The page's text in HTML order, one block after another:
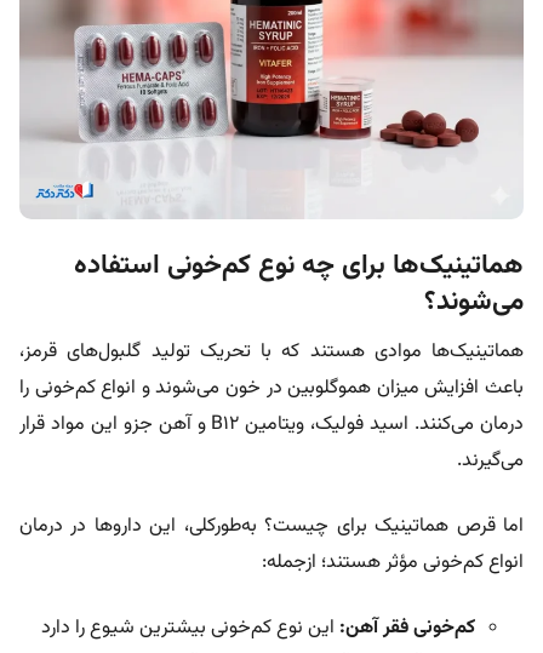
هماتینیک‌ها برای چه نوع کم‌خونی استفاده
می‌شوند؟
هماتینیک‌ها موادی هستند که با تحریک تولید گلبول‌های قرمز،
باعث افزایش میزان هموگلوبین در خون می‌شوند و انواع کم‌خونی را
درمان می‌کنند. اسید فولیک، ویتامین B12 و آهن جزو این مواد قرار
می‌گیرند.
اما قرص هماتینیک برای چیست؟ به‌طورکلی، این داروها در درمان
انواع کم‌خونی مؤثر هستند؛ ازجمله:
کم‌خونی فقر آهن: این نوع کم‌خونی بیشترین شیوع را دارد